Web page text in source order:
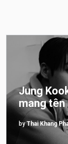
Jung
mang tên
byThai Khang